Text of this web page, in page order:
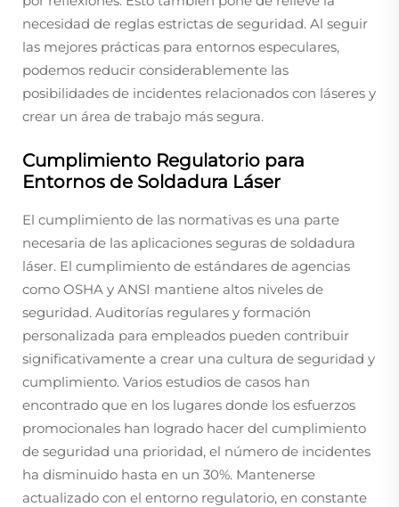
necesidad de reglas estrictas de seguridad. Al seguir
las mejores prácticas para entornos especulares,
podemos reducir considerablemente las
posibilidades de incidentes relacionados con láseres y
crear un área de trabajo más segura.
Cumplimiento Regulatorio para
Entornos de Soldadura Láser
El cumplimiento de las normativas es una parte
necesaria de las aplicaciones seguras de soldadura
láser. El cumplimiento de estándares de agencias
como OSHA y ANSI mantiene altos niveles de
seguridad. Auditorías regulares y formación
personalizada para empleados pueden contribuir
significativamente a crear una cultura de seguridad y
cumplimiento. Varios estudios de casos han
encontrado que en los lugares donde los esfuerzos
promocionales han logrado hacer del cumplimiento
de seguridad una prioridad, el número de incidentes
ha disminuido hasta en un 30%. Mantenerse
actualizado con el entorno regulatorio, en constante